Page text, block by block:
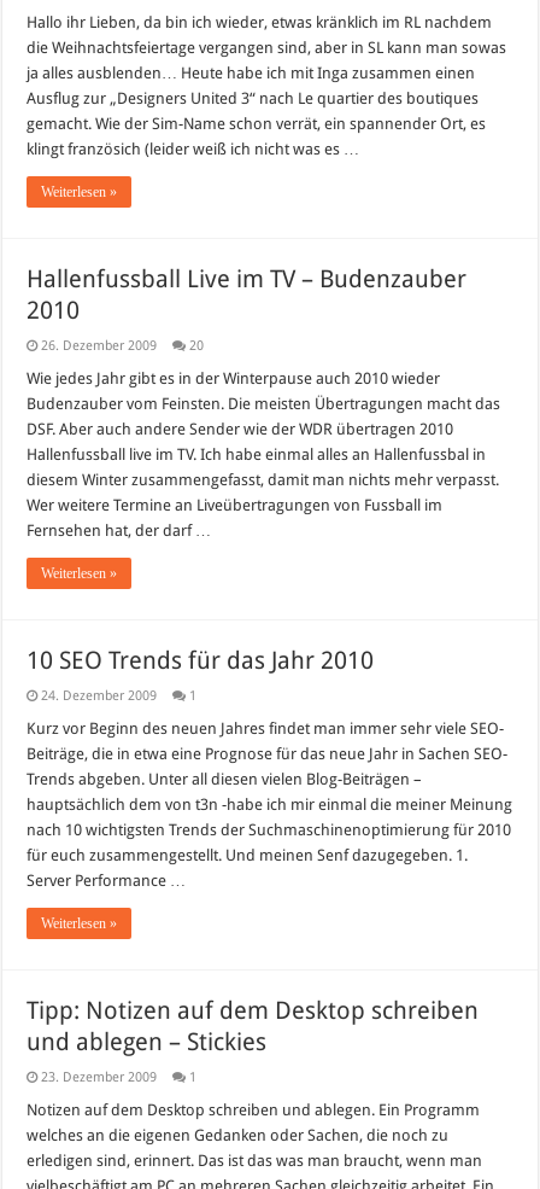
United
@
Le
quartier
des
boutiques
Hallo ihr Lieben, da bin ich wieder, etwas kränklich im RL nachdem
die Weihnachtsfeiertage vergangen sind, aber in SL kann man sowas
ja alles ausblenden… Heute habe ich mit Inga zusammen einen
Ausflug zur „Designers United 3“ nach Le quartier des boutiques
gemacht. Wie der Sim-Name schon verrät, ein spannender Ort, es
klingt französich (leider weiß ich nicht was es …
Weiterlesen »
Hallenfussball Live im TV – Budenzauber
2010
26. Dezember 2009 20
Wie jedes Jahr gibt es in der Winterpause auch 2010 wieder
Budenzauber vom Feinsten. Die meisten Übertragungen macht das
DSF. Aber auch andere Sender wie der WDR übertragen 2010
Hallenfussball live im TV. Ich habe einmal alles an Hallenfussbal in
diesem Winter zusammengefasst, damit man nichts mehr verpasst.
Wer weitere Termine an Liveübertragungen von Fussball im
Fernsehen hat, der darf …
Weiterlesen »
10 SEO Trends für das Jahr 2010
24. Dezember 2009 1
Kurz vor Beginn des neuen Jahres findet man immer sehr viele SEO-
Beiträge, die in etwa eine Prognose für das neue Jahr in Sachen SEO-
Trends abgeben. Unter all diesen vielen Blog-Beiträgen –
hauptsächlich dem von t3n -habe ich mir einmal die meiner Meinung
nach 10 wichtigsten Trends der Suchmaschinenoptimierung für 2010
für euch zusammengestellt. Und meinen Senf dazugegeben. 1.
Server Performance …
Weiterlesen »
Tipp: Notizen auf dem Desktop schreiben
und ablegen – Stickies
23. Dezember 2009 1
Notizen auf dem Desktop schreiben und ablegen. Ein Programm
welches an die eigenen Gedanken oder Sachen, die noch zu
erledigen sind, erinnert. Das ist das was man braucht, wenn man